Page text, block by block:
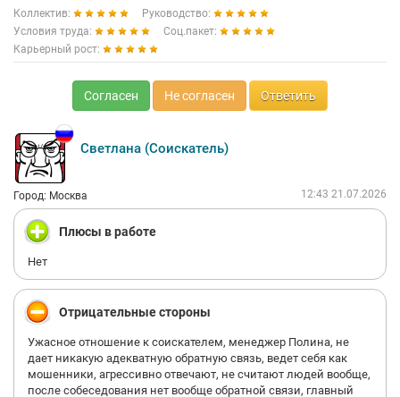
Коллектив:
Руководство:
Условия труда:
Соц.пакет:
Карьерный рост:
Согласен Не согласен Ответить
Светлана (Соискатель)
Город: Москва 12:43 21.07.2026
Плюсы в работе
Нет
Отрицательные стороны
Ужасное отношение к соискателем, менеджер Полина, не
дает никакую адекватную обратную связь, ведет себя как
мошенники, агрессивно отвечают, не считают людей вообще,
после собеседования нет вообще обратной связи, главный